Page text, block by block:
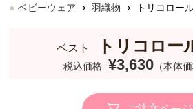
ベビーウェア › 羽織物 › トリコロー
ベスト トリコロー
税込価格 ¥3,630 （本体